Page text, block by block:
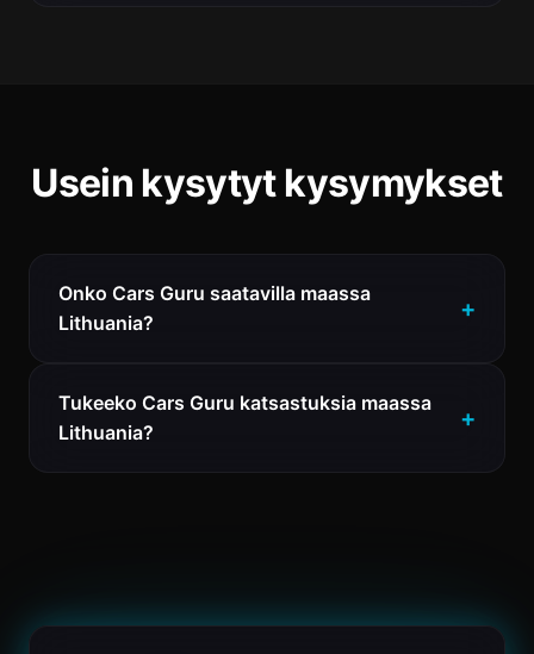
Usein kysytyt kysymykset
Onko Cars Guru saatavilla maassa
Lithuania?
Tukeeko Cars Guru katsastuksia maassa
Lithuania?